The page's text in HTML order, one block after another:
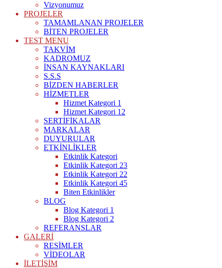
Vizyonumuz
PROJELER
TAMAMLANAN PROJELER
BİTEN PROJELER
TEST MENU
TAKVİM
KADROMUZ
İNSAN KAYNAKLARI
S.S.S
BİZDEN HABERLER
HİZMETLER
Hizmet Kategori 1
Hizmet Kategori 12
SERTİFİKALAR
MARKALAR
DUYURULAR
ETKİNLİKLER
Etkinlik Kategori
Etkinlik Kategori 23
Etkinlik Kategori 22
Etkinlik Kategori 45
Biten Etkinlikler
BLOG
Blog Kategori 1
Blog Kategori 2
REFERANSLAR
GALERİ
RESİMLER
VİDEOLAR
İLETİŞİM